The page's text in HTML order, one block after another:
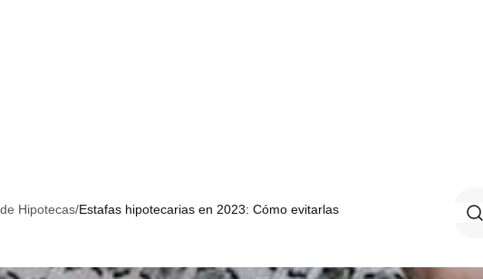
Hipotecas/Estafas hipotecarias en 2023: Cómo evitarlas